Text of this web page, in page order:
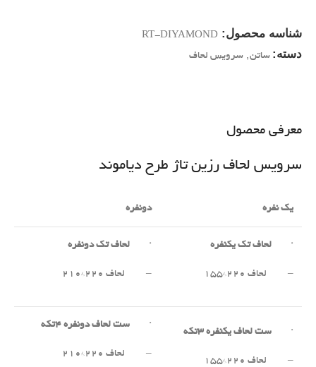
معرفی محصول
سرویس لحاف رزین تاژ طرح دیاموند
یک نفره دونفره
· لحاف تک یکنفره
– لحاف ۲۲۰*۱۵۵
· لحاف تک دونفره
– لحاف ۲۲۰*۲۱۰
· ست لحاف یکنفره ۳تکه
– لحاف ۲۲۰*۱۵۵
· ست لحاف دونفره ۴تکه
– لحاف ۲۲۰*۲۱۰
شناسه محصول: RT-DIYAMOND
دسته: ساتن, سرویس لحاف